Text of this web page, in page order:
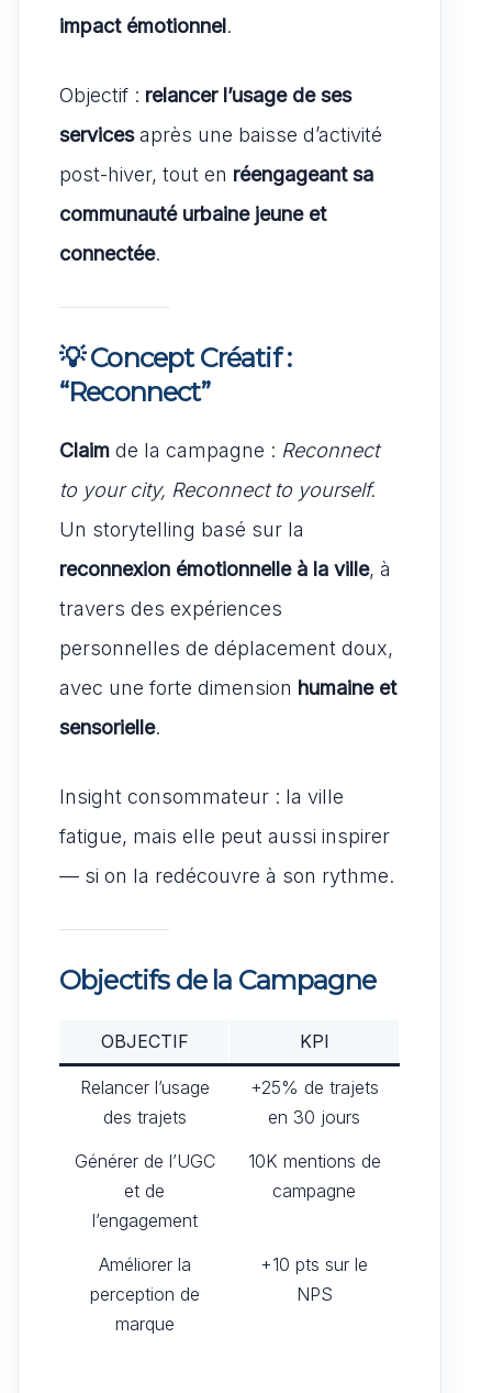
impact émotionnel.
Objectif : relancer l’usage de ses
servicesaprès une baisse d’activité
post-hiver, tout en réengageant sa
communauté urbaine jeune et
connectée.
💡Concept Créatif :
“Reconnect”
Claim de la campagne : Reconnect
to your city, Reconnect to yourself.
Un storytelling basé sur la
reconnexion émotionnelle à la ville, à
travers des expériences
personnelles de déplacement doux,
avec une forte dimension humaine et
sensorielle.
Insight consommateur : la ville
fatigue, mais elle peut aussi inspirer
— si on la redécouvre à son rythme.
Objectifs de la Campagne
OBJECTIF KPI
Relancer l’usage
des trajets
+25% de trajets
en 30 jours
Générer de l’UGC
et de
l’engagement
10K mentions de
campagne
Améliorer la
perception de
marque
+10 pts sur le
NPS